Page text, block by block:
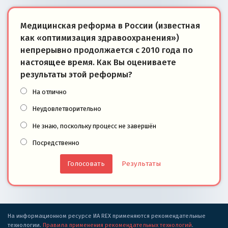
Медицинская реформа в России (известная
как «оптимизация здравоохранения»)
непрерывно продолжается с 2010 года по
настоящее время. Как Вы оцениваете
результаты этой реформы?
На отлично
Неудовлетворительно
Не знаю, поскольку процесс не завершён
Посредственно
Результаты
На информационном ресурсе ИА REX применяются рекомендательные
технологии. Правила применения рекомендательных технологий.